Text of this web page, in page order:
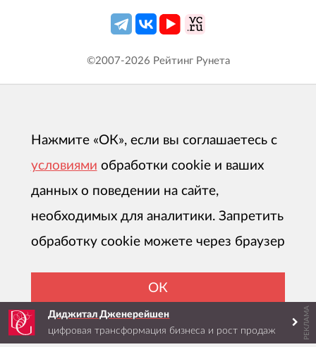
Диджитал Дженерейшен
цифровая трансформация бизнеса и рост продаж
РЕКЛАМА
©2007-2026 Рейтинг Рунета
Нажмите «ОК», если вы соглашаетесь с
условиями обработки cookie и ваших
данных о поведении на сайте,
необходимых для аналитики. Запретить
обработку cookie можете через браузер
ОК